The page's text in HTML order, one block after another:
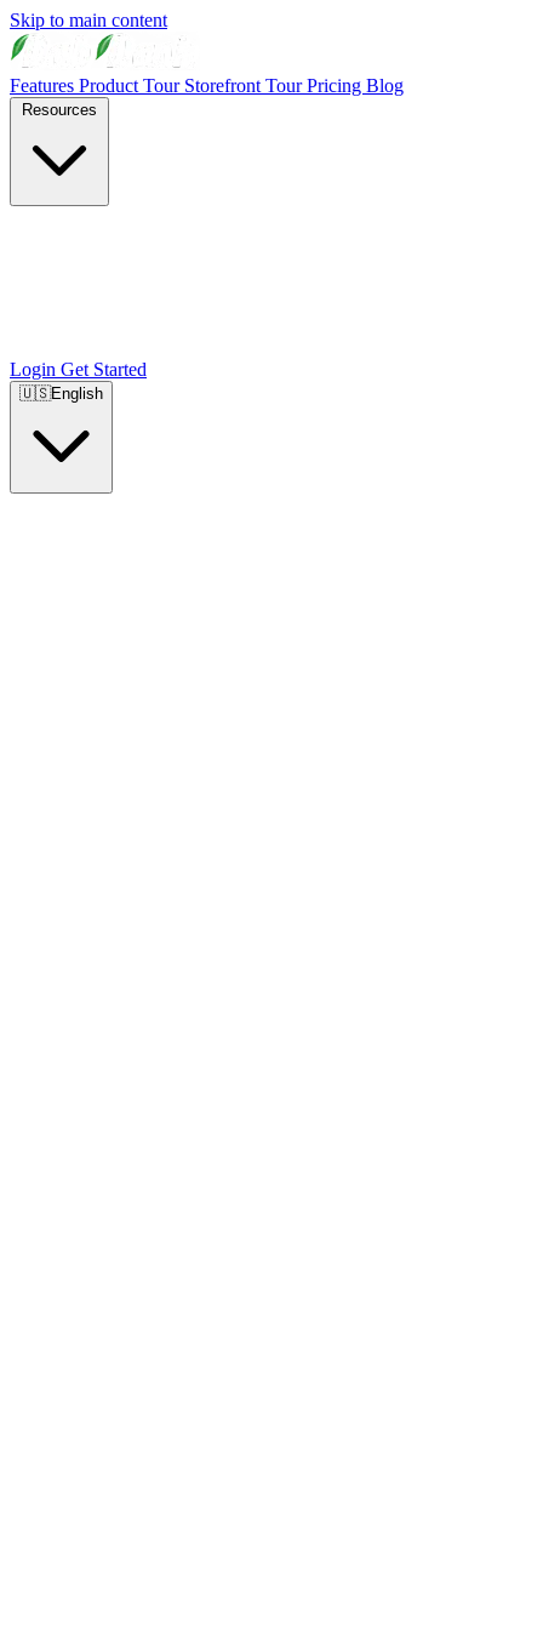
Skip to main content
Features Product Tour Storefront TourPricing Blog
Login Get Started
🇺🇸English